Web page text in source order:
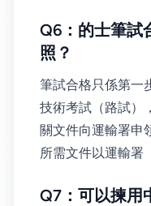
Q6：的士筆試
照？
筆試合格只係第一
技術考試（路試）
關文件向運輸署申
所需文件以運輸署
Q7：可以揀用